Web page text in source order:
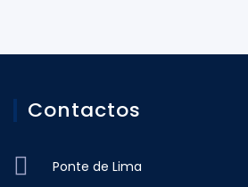
Contactos
Ponte de Lima